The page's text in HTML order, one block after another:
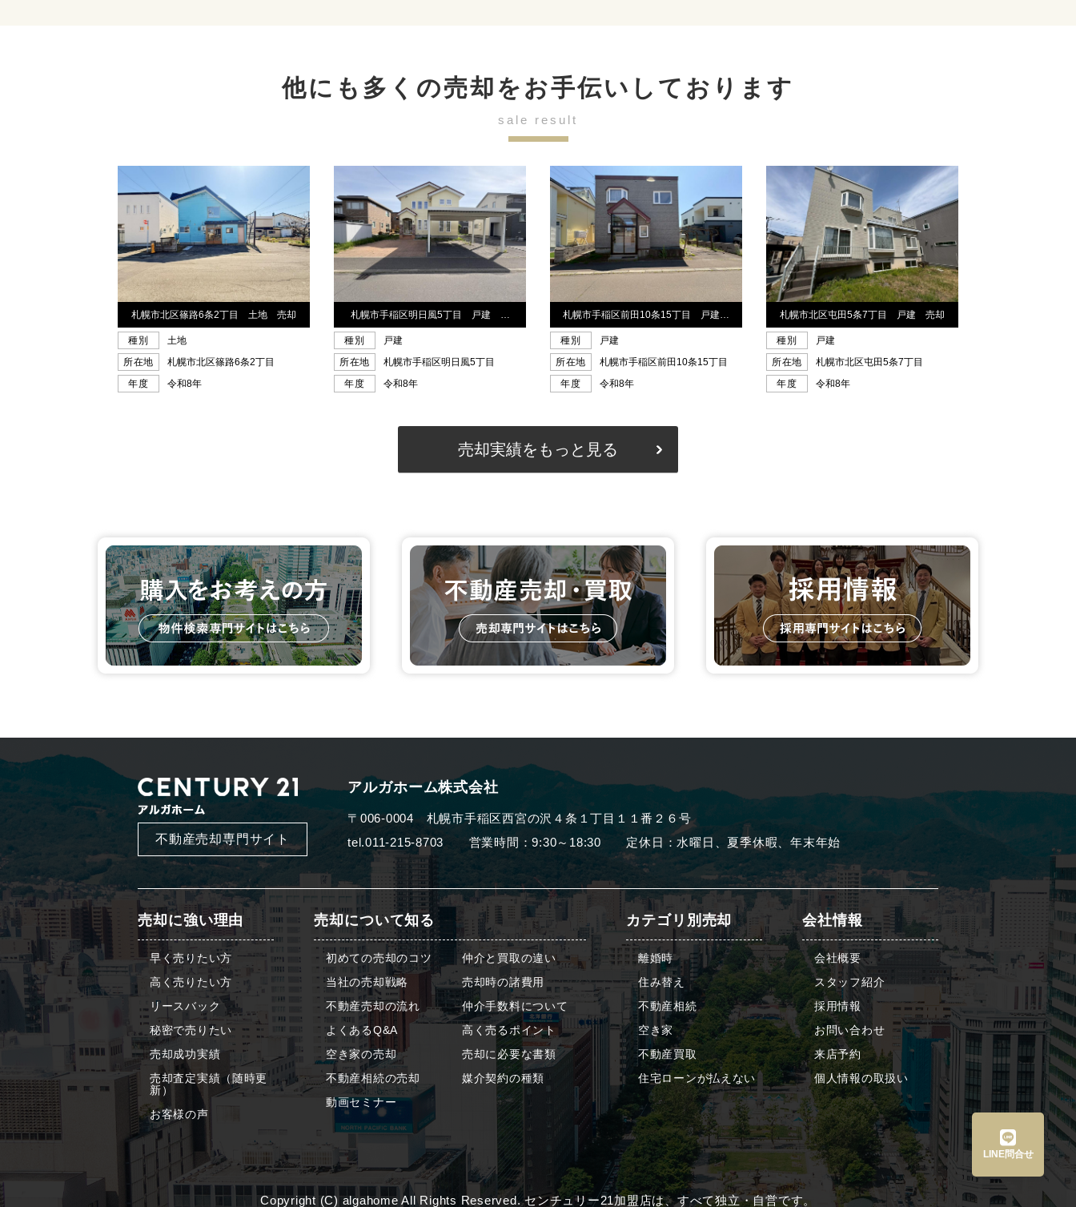
他にも多くの売却を お手伝いしております
sale result
売却実績をもっと見る
LINE問合せ
不動産売却専門サイト
アルガホーム株式会社
〒006-0004 札幌市手稲区西宮の沢４条１丁目１１番２６号
tel.011-215-8703 営業時間：9:30～18:30定休日：水曜日、夏季休暇、年末年始
売却に強い理由
早く売りたい方
高く売りたい方
リースバック
秘密で売りたい
売却成功実績
売却査定実績（随時更
新）
お客様の声
売却について知る
初めての売却のコツ
当社の売却戦略
不動産売却の流れ
よくあるQ&A
空き家の売却
不動産相続の売却
動画セミナー
仲介と買取の違い
売却時の諸費用
仲介手数料について
高く売るポイント
売却に必要な書類
媒介契約の種類
カテゴリ別売却
離婚時
住み替え
不動産相続
空き家
不動産買取
住宅ローンが払えない
会社情報
会社概要
スタッフ紹介
採用情報
お問い合わせ
来店予約
個人情報の取扱い
Copyright (C) algahome All Rights Reserved. センチュリー21加盟店は、すべて独立・自営です。